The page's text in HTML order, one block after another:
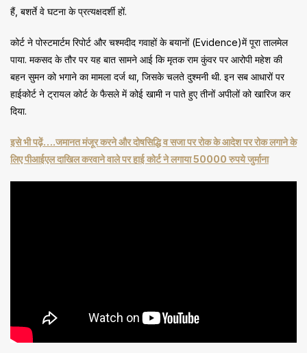
हैं, बशर्ते वे घटना के प्रत्यक्षदर्शी हों.
कोर्ट ने पोस्टमार्टम रिपोर्ट और चश्मदीद गवाहों के बयानों (Evidence)में पूरा तालमेल
पाया. मकसद के तौर पर यह बात सामने आई कि मृतक राम कुंवर पर आरोपी महेश की
बहन सुमन को भगाने का मामला दर्ज था, जिसके चलते दुश्मनी थी. इन सब आधारों पर
हाईकोर्ट ने ट्रायल कोर्ट के फैसले में कोई खामी न पाते हुए तीनों अपीलों को खारिज कर
दिया.
इसे भी पढ़ें….जमानत मंजूर करने और दोषसिद्धि व सजा पर रोक के आदेश पर रोक लगाने के
लिए पीआईएल दाखिल करवाने वाले पर हाई कोर्ट ने लगाया 50000 रुपये जुर्माना